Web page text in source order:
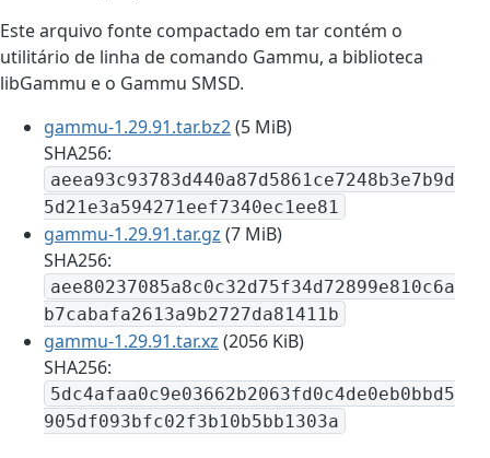
Este arquivo fonte compactado em tar contém o
utilitário de linha de comando Gammu, a biblioteca
libGammu e o Gammu SMSD.
gammu-1.29.91.tar.bz2(5 MiB)
SHA256:
aeea93c93783d440a87d5861ce7248b3e7b9d
5d21e3a594271eef7340ec1ee81
gammu-1.29.91.tar.gz (7 MiB)
SHA256:
aee80237085a8c0c32d75f34d72899e810c6a
b7cabafa2613a9b2727da81411b
gammu-1.29.91.tar.xz (2056 KiB)
SHA256:
5dc4afaa0c9e03662b2063fd0c4de0eb0bbd5
905df093bfc02f3b10b5bb1303a